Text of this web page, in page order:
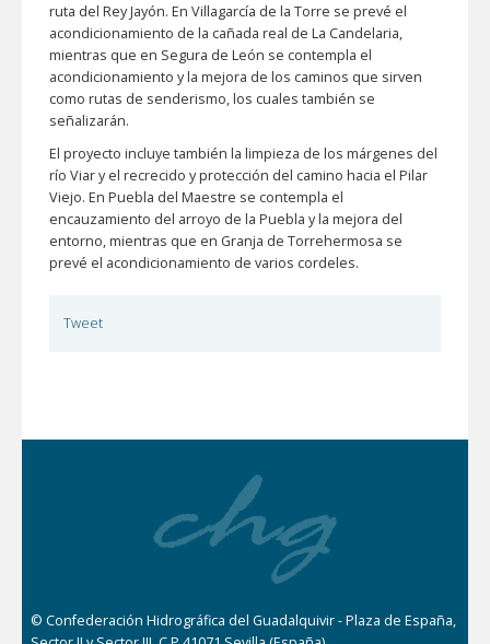
ruta del Rey Jayón. En Villagarcía de la Torre se prevé el
acondicionamiento de la cañada real de La Candelaria,
mientras que en Segura de León se contempla el
acondicionamiento y la mejora de los caminos que sirven
como rutas de senderismo, los cuales también se
señalizarán.
El proyecto incluye también la limpieza de los márgenes del
río Viar y el recrecido y protección del camino hacia el Pilar
Viejo. En Puebla del Maestre se contempla el
encauzamiento del arroyo de la Puebla y la mejora del
entorno, mientras que en Granja de Torrehermosa se
prevé el acondicionamiento de varios cordeles.
Tweet
© Confederación Hidrográfica del Guadalquivir - Plaza de España,